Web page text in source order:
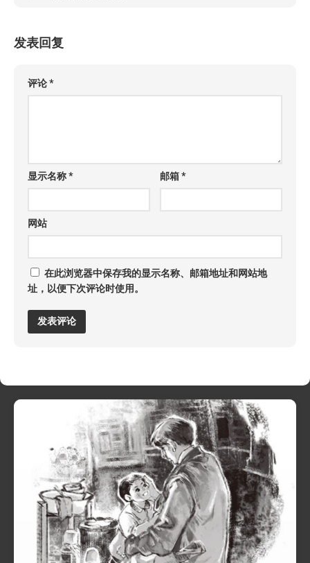
发表回复
评论*
显示名称* 邮箱*
网站
在此浏览器中保存我的显示名称、邮箱地址和网站地
址，以便下次评论时使用。